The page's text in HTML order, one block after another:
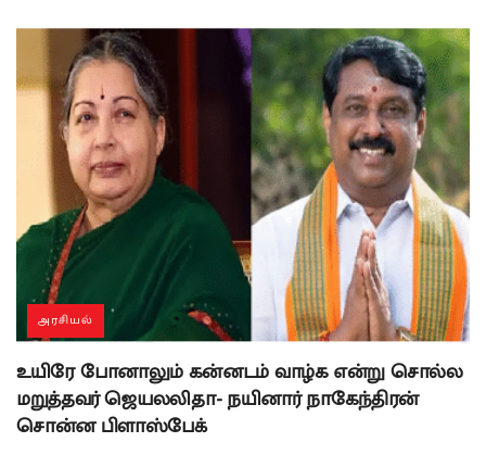
அரசியல்
உயிரே போனாலும் கன்னடம் வாழ்க என்று சொல்ல
மறுத்தவர் ஜெயலலிதா- நயினார் நாகேந்திரன்
சொன்ன பிளாஸ்பேக்